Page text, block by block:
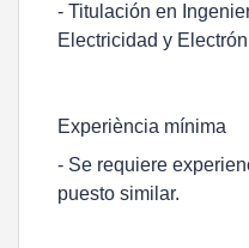
- Titulación en
Electricidad y
Experiència mínima
- Se requiere
puesto similar.